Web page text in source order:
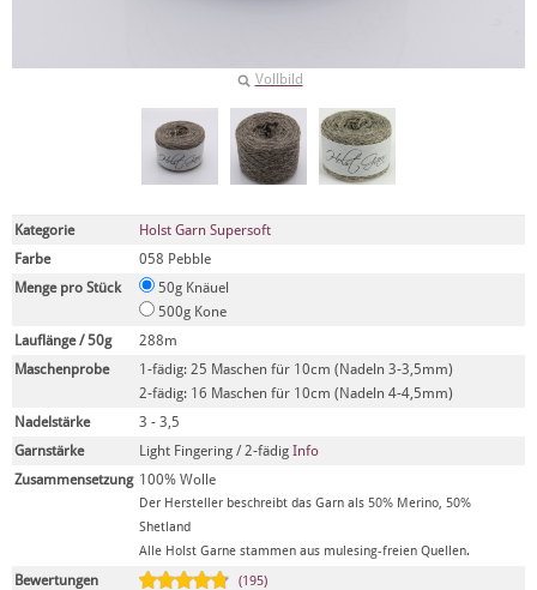
Vollbild
Kategorie
Holst Garn Supersoft
Farbe
058 Pebble
Menge pro Stück
50g Knäuel
500g Kone
Lauflänge / 50g
288m
Maschenprobe
1-fädig: 25 Maschen für 10cm (Nadeln 3-3,5mm)
2-fädig: 16 Maschen für 10cm (Nadeln 4-4,5mm)
Nadelstärke
3 - 3,5
Garnstärke
Light Fingering / 2-fädig Info
Zusammensetzung 100% Wolle
Der Hersteller beschreibt das Garn als 50% Merino, 50%
Shetland
Alle Holst Garne stammen aus mulesing-freien Quellen.
Bewertungen
(195)